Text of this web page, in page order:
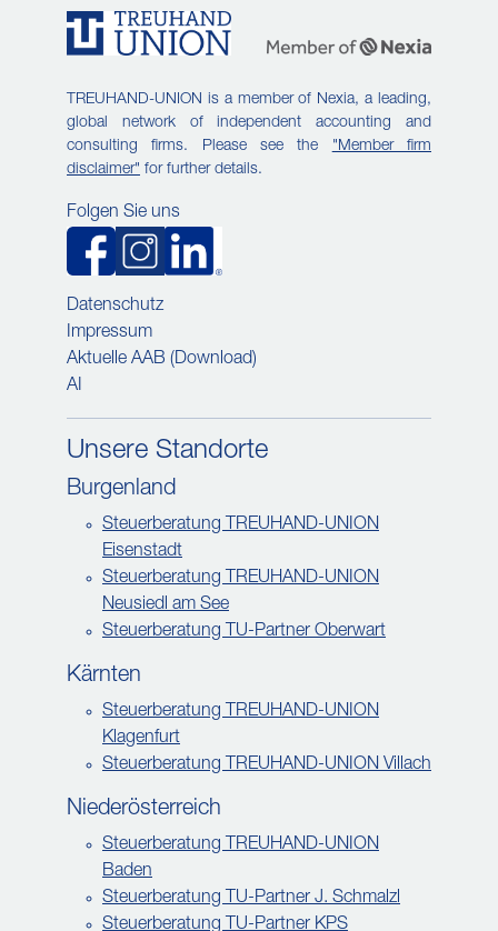
TREUHAND-UNION is a member of Nexia, a leading,
global network of independent accounting and
consulting firms. Please see the "Member firm
disclaimer" for further details.
Datenschutz
Impressum
Aktuelle AAB (Download)
AI
Folgen Sie uns
Unsere Standorte
Burgenland
Steuerberatung TREUHAND-UNION
Eisenstadt
Steuerberatung TREUHAND-UNION
Neusiedl am See
Steuerberatung TU-Partner Oberwart
Kärnten
Steuerberatung TREUHAND-UNION
Klagenfurt
Steuerberatung TREUHAND-UNION Villach
Niederösterreich
Steuerberatung TREUHAND-UNION
Baden
Steuerberatung TU-Partner J. Schmalzl
Steuerberatung TU-Partner KPS